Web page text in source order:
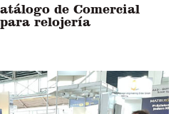
de Comercial
relojería